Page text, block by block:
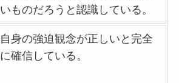
いものだろうと認識している。
自身の強迫観念が正しいと完全
に確信している。